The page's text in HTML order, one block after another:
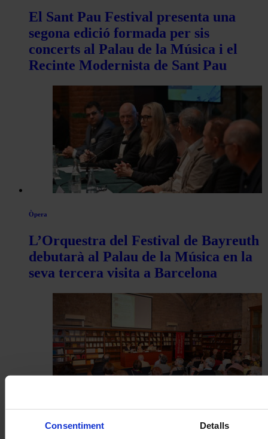
Consentiment Detalls
El Sant Pau Festival presenta una
segona edició formada per sis
concerts al Palau de la Música i el
Recinte Modernista de Sant Pau
Òpera
L’Orquestra del Festival de Bayreuth
debutarà al Palau de la Música en la
seva tercera visita a Barcelona
Patrimoni